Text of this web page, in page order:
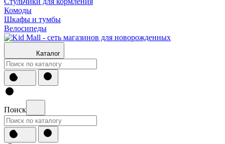
Комоды
Шкафы и тумбы
Велосипеды
Каталог
Поиск